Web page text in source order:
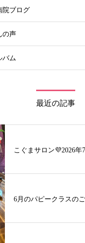
院ブログ
の声
バム
最近の記事
こぐまサロン💜2026年
6月のパピークラスの